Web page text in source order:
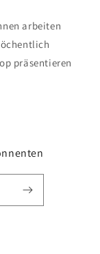
arbeiten
präsentieren